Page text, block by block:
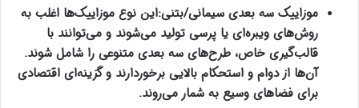
موزاییک سه بعدی سیمانی/بتنی:این نوع موزاییک‌ها اغلب به
روش‌های ویبره‌ای یا پرسی تولید می‌شوند و می‌توانند با
قالب‌گیری خاص، طرح‌های سه بعدی متنوعی را شامل شوند.
آن‌ها از دوام و استحکام بالایی برخوردارند و گزینه‌ای اقتصادی
برای فضاهای وسیع به شمار می‌روند.